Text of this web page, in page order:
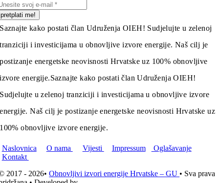
pretplati me!
Saznajte kako postati član Udruženja OIEH! Sudjelujte u zelenoj
tranziciji i investicijama u obnovljive izvore energije. Naš cilj je
postizanje energetske neovisnosti Hrvatske uz 100% obnovljive
izvore energije.Saznajte kako postati član Udruženja OIEH!
Sudjelujte u zelenoj tranziciji i investicijama u obnovljive izvore
energije. Naš cilj je postizanje energetske neovisnosti Hrvatske uz
100% obnovljive izvore energije.
Naslovnica O nama Vijesti Impressum
Oglašavanje
Kontakt
2017 - 2026•Obnovljivi izvori energije Hrvatske – GU • Sva prava